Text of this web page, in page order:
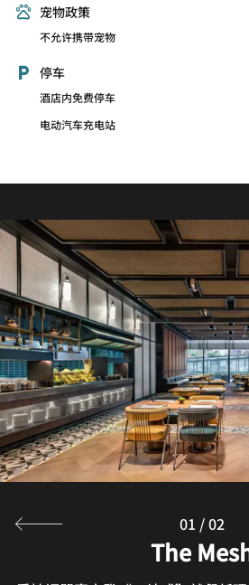
宠物政策
不允许携带宠物
停车
酒店内免费停车
电动汽车充电站
The
Hua Yun Chinese
01 /02